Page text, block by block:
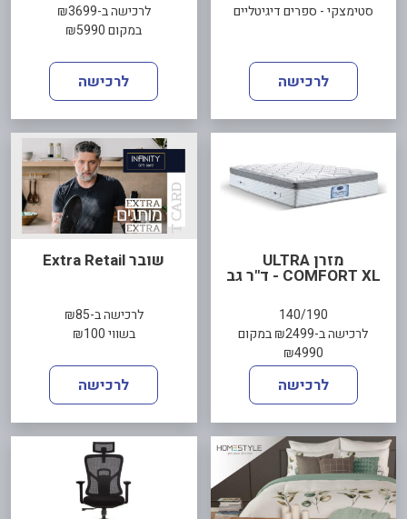
סטימצקי - ספרים דיגיטליים
לרכישה
לרכישה ב-₪3699
במקום ₪5990
לרכישה
מזרן ULTRA
COMFORT XL - ד"ר גב
140/190
לרכישה ב-₪2499 במקום
₪4990
לרכישה
שובר Extra Retail
לרכישה ב-₪85
בשווי ₪100
לרכישה